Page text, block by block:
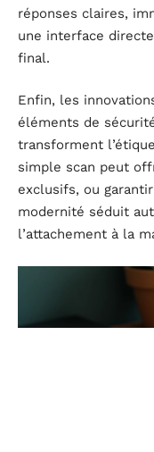
réponses claires,
une interface
final.
Enfin, les
éléments de
transforment
simple scan peut
exclusifs, ou
modernité séduit
l’attachement à la